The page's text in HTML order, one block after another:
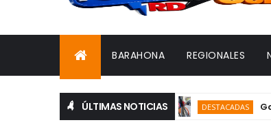
BARAHONA REGIONALES
ÚLTIMAS NOTICIASDESTACADAS Gasolina